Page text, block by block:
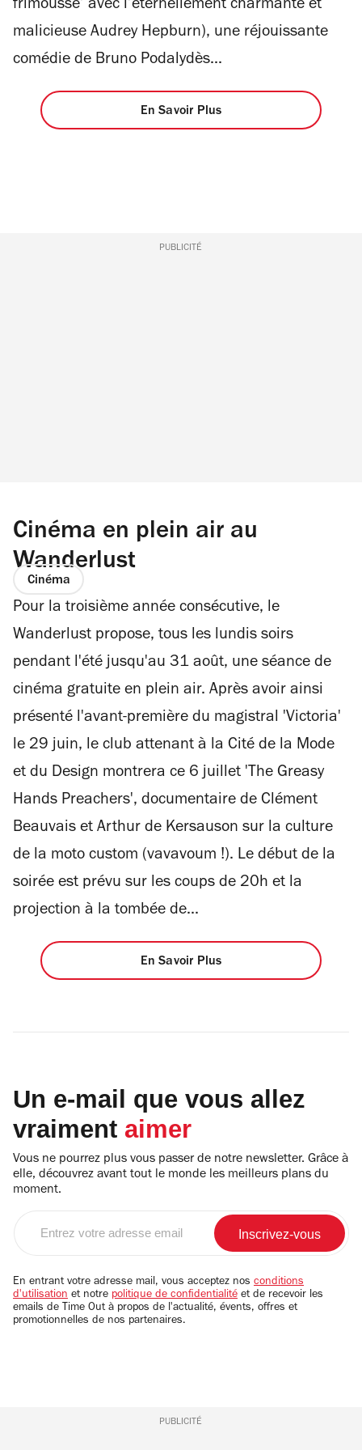
frimousse’ avec l’éternellement charmante et
malicieuse Audrey Hepburn), une réjouissante
comédie de Bruno Podalydès...
En Savoir Plus
PUBLICITÉ
Cinéma en plein air au
Wanderlust
Cinéma
Pour la troisième année consécutive, le
Wanderlust propose, tous les lundis soirs
pendant l'été jusqu'au 31 août, une séance de
cinéma gratuite en plein air. Après avoir ainsi
présenté l'avant-première du magistral 'Victoria'
le 29 juin, le club attenant à la Cité de la Mode
et du Design montrera ce 6 juillet 'The Greasy
Hands Preachers', documentaire de Clément
Beauvais et Arthur de Kersauson sur la culture
de la moto custom (vavavoum !). Le début de la
soirée est prévu sur les coups de 20h et la
projection à la tombée de...
En Savoir Plus
Un e-mail que vous allez
vraiment aimer
Vous ne pourrez plus vous passer de notre newsletter. Grâce à
elle, découvrez avant tout le monde les meilleurs plans du
moment.
email
En entrant votre adresse mail, vous acceptez nos conditions
d'utilisation et notre politique de confidentialité et de recevoir les
emails de Time Out à propos de l'actualité, évents, offres et
promotionnelles de nos partenaires.
PUBLICITÉ